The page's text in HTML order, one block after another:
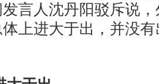
言人沈丹阳驳斥说
上进大于出，并没